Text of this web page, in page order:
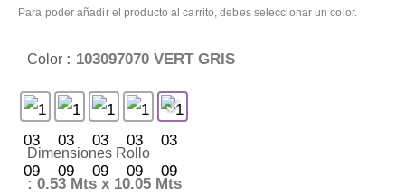
Para poder añadir el producto al carrito, debes seleccionar un color.
Color : 103097070 VERT GRIS
Dimensiones Rollo
: 0.53 Mts x 10.05 Mts